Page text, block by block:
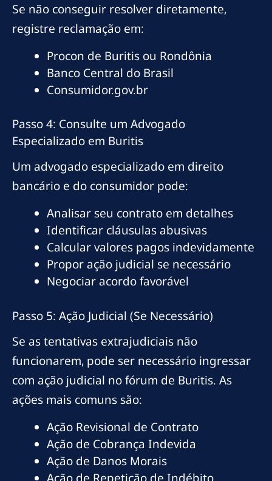
Se não conseguir resolver diretamente,
registre reclamação em:
Procon de Buritis ou Rondônia
Banco Central do Brasil
Consumidor.gov.br
Passo 4: Consulte um Advogado
Especializado em Buritis
Um advogado especializado em direito
bancário e do consumidor pode:
Analisar seu contrato em detalhes
Identificar cláusulas abusivas
Calcular valores pagos indevidamente
Propor ação judicial se necessário
Negociar acordo favorável
Passo 5: Ação Judicial (Se Necessário)
Se as tentativas extrajudiciais não
funcionarem, pode ser necessário ingressar
com ação judicial no fórum de Buritis. As
ações mais comuns são:
Ação Revisional de Contrato
Ação de Cobrança Indevida
Ação de Danos Morais